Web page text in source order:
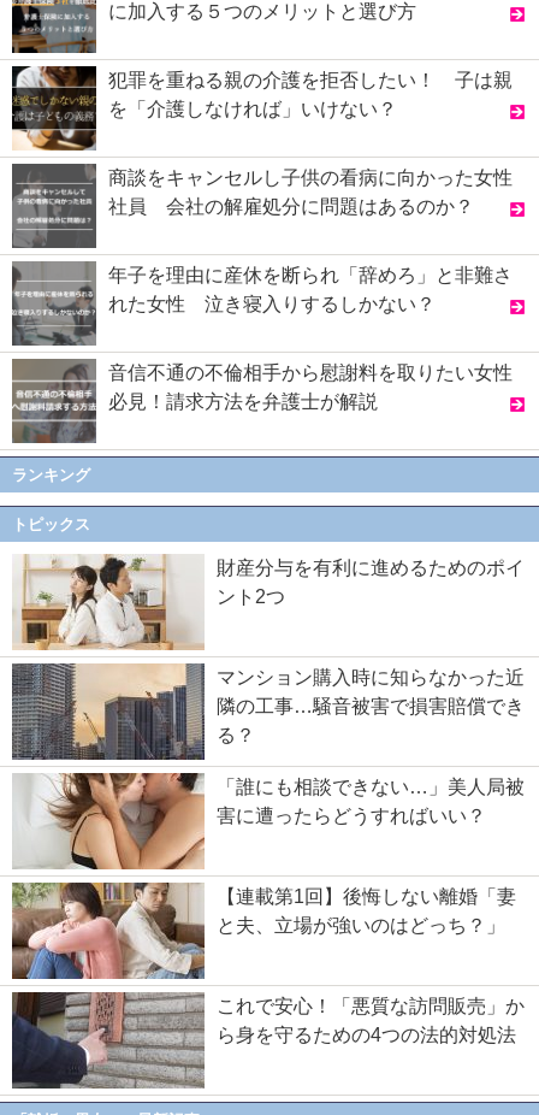
に加入する５つのメリットと選び方
犯罪を重ねる親の介護を拒否したい！ 子は親
を「介護しなければ」いけない？
商談をキャンセルし子供の看病に向かった女性
社員 会社の解雇処分に問題はあるのか？
年子を理由に産休を断られ「辞めろ」と非難さ
れた女性 泣き寝入りするしかない？
音信不通の不倫相手から慰謝料を取りたい女性
必見！請求方法を弁護士が解説
ランキング
トピックス
財産分与を有利に進めるためのポイ
ント2つ
マンション購入時に知らなかった近
隣の工事…騒音被害で損害賠償でき
る？
「誰にも相談できない…」美人局被
害に遭ったらどうすればいい？
【連載第1回】後悔しない離婚「妻
と夫、立場が強いのはどっち？」
これで安心！「悪質な訪問販売」か
ら身を守るための4つの法的対処法